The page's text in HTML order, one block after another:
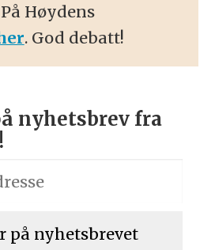
Høydens
. God debatt!
nyhetsbrev fra